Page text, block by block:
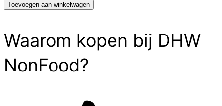
aantal
Toevoegen aan winkelwagen
Waarom kopen bij DHW
NonFood?